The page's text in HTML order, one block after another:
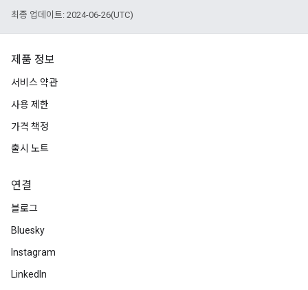
최종 업데이트: 2024-06-26(UTC)
제품 정보
서비스 약관
사용 제한
가격 책정
출시 노트
연결
블로그
Bluesky
Instagram
LinkedIn